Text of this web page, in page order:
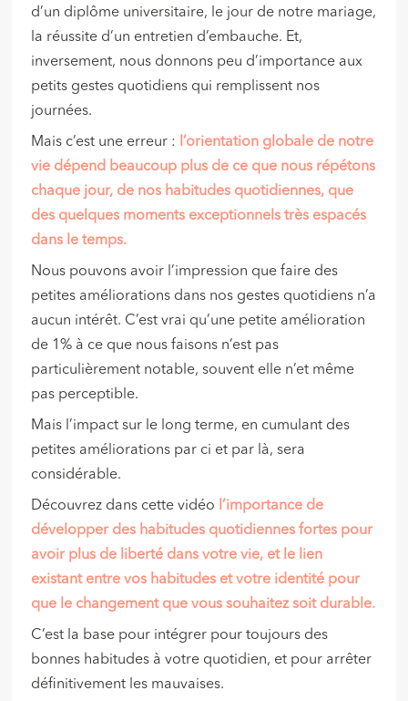
d’un diplôme universitaire, le jour de notre mariage,
la réussite d’un entretien d’embauche. Et,
inversement, nous donnons peu d’importance aux
petits gestes quotidiens qui remplissent nos
journées.
Mais c’est une erreur : l’orientation globale de notre
vie dépend beaucoup plus de ce que nous répétons
chaque jour, de nos habitudes quotidiennes, que
des quelques moments exceptionnels très espacés
dans le temps.
Nous pouvons avoir l’impression que faire des
petites améliorations dans nos gestes quotidiens n’a
aucun intérêt. C’est vrai qu’une petite amélioration
de 1% à ce que nous faisons n’est pas
particulièrement notable, souvent elle n’et même
pas perceptible.
Mais l’impact sur le long terme, en cumulant des
petites améliorations par ci et par là, sera
considérable.
Découvrez dans cette vidéo l’importance de
développer des habitudes quotidiennes fortes pour
avoir plus de liberté dans votre vie, et le lien
existant entre vos habitudes et votre identité pour
que le changement que vous souhaitez soit durable.
C’est la base pour intégrer pour toujours des
bonnes habitudes à votre quotidien, et pour arrêter
définitivement les mauvaises.